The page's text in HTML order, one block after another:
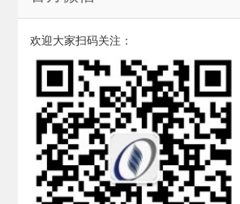
欢迎大家扫码关注：